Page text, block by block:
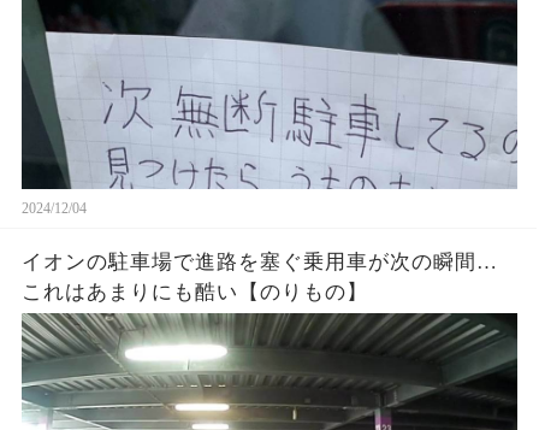
2024/12/04
イオンの駐車場で進路を塞ぐ乗用車が次の瞬間…
これはあまりにも酷い【のりもの】